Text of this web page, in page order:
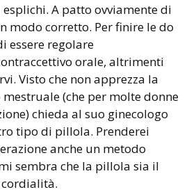
A patto ovviamente di
modo corretto. Per finire le do
essere regolare
orale, altrimenti
Visto che non apprezza la
(che per molte donne
chieda al suo ginecologo
tipo di pillola. Prenderei
anche un metodo
sembra che la pillola sia il